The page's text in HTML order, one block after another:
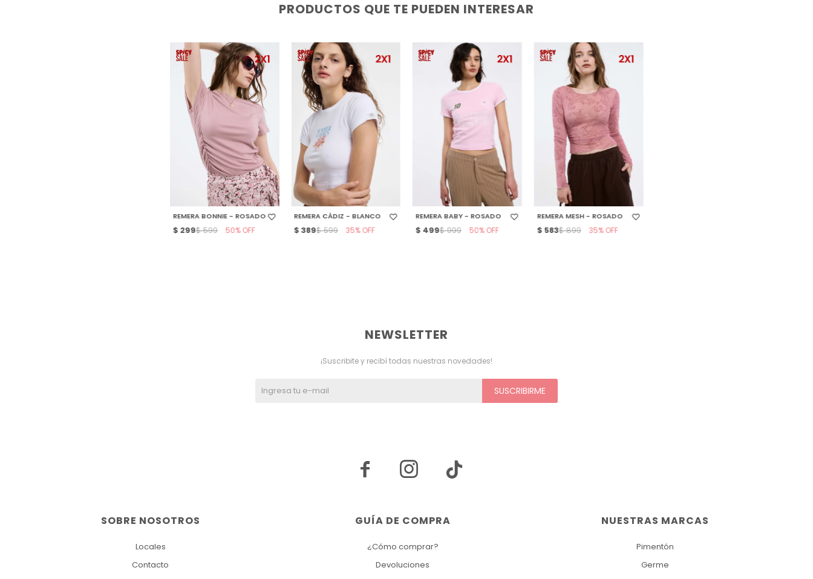
PRODUCTOS QUE TE PUEDEN INTERESAR
SELECCIONAR TALLE
REMERA BONNIE - ROSADO
$ 299$ 599 50
SELECCIONAR TALLE
REMERA CÁDIZ - BLANCO
$ 389$ 599 35
SELECCIONAR TALLE
REMERA BABY - ROSADO
$ 499$ 999 50
SELECCIONAR TALLE
REMERA MESH - ROSADO
$ 583$ 899 35
NUESTRAS MARCAS
Pimentón
Germe
GUÍA DE COMPRA
¿Cómo comprar?
Devoluciones
SOBRE NOSOTROS
Locales
Contacto
NEWSLETTER
¡Suscribite y recibí todas nuestras novedades!
SUSCRIBIRME
 